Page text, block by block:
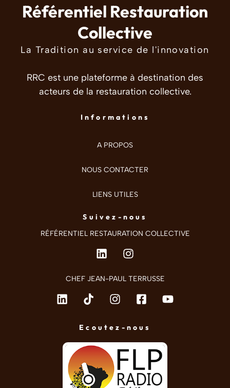
Référentiel Restauration
Collective
La Tradition au service de l'innovation
RRC est une plateforme à destination des
acteurs de la restauration collective.
Informations
A PROPOS
NOUS CONTACTER
LIENS UTILES
Suivez-nous
RÉFÉRENTIEL RESTAURATION COLLECTIVE
CHEF JEAN-PAUL TERRUSSE
Ecoutez-nous